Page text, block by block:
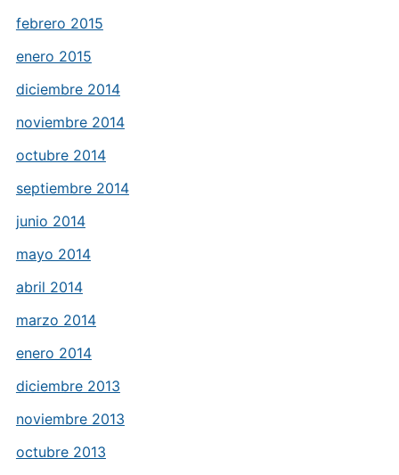
febrero 2015
enero 2015
diciembre 2014
noviembre 2014
octubre 2014
septiembre 2014
junio 2014
mayo 2014
abril 2014
marzo 2014
enero 2014
diciembre 2013
noviembre 2013
octubre 2013